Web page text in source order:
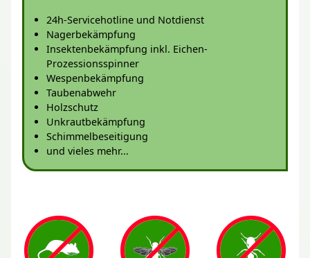
24h-Servicehotline und Notdienst
Nagerbekämpfung
Insektenbekämpfung inkl. Eichen-
Prozessionsspinner
Wespenbekämpfung
Taubenabwehr
Holzschutz
Unkrautbekämpfung
Schimmelbeseitigung
und vieles mehr...